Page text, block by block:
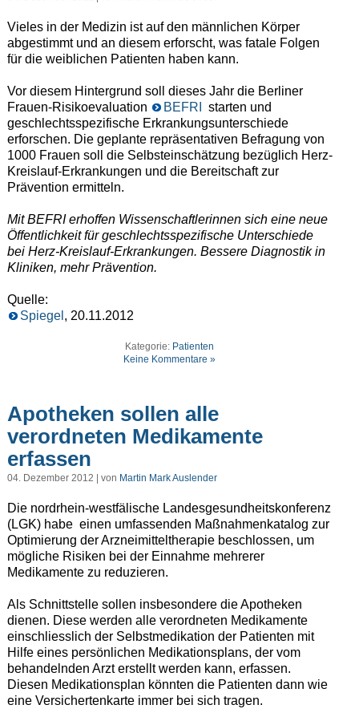
Vieles in der Medizin ist auf den männlichen Körper
abgestimmt und an diesem erforscht, was fatale Folgen
für die weiblichen Patienten haben kann.
Vor diesem Hintergrund soll dieses Jahr die Berliner
Frauen-Risikoevaluation
BEFRI
starten und
geschlechtsspezifische Erkrankungsunterschiede
erforschen. Die geplante repräsentativen Befragung von
1000 Frauen soll die Selbsteinschätzung bezüglich Herz-
Kreislauf-Erkrankungen und die Bereitschaft zur
Prävention ermitteln.
Mit BEFRI erhoffen Wissenschaftlerinnen sich eine neue
Öffentlichkeit für geschlechtsspezifische Unterschiede
bei Herz-Kreislauf-Erkrankungen. Bessere Diagnostik in
Kliniken, mehr Prävention.
Quelle:
Spiegel , 20.11.2012
Kategorie: Patienten
Keine Kommentare »
Apotheken sollen alle
verordneten Medikamente
erfassen
04. Dezember 2012 | von Martin Mark Auslender
Die nordrhein-westfälische Landesgesundheitskonferenz
(LGK) habe einen umfassenden Maßnahmenkatalog zur
Optimierung der Arzneimitteltherapie beschlossen, um
mögliche Risiken bei der Einnahme mehrerer
Medikamente zu reduzieren.
Als Schnittstelle sollen insbesondere die Apotheken
dienen. Diese werden alle verordneten Medikamente
einschliesslich der Selbstmedikation der Patienten mit
Hilfe eines persönlichen Medikationsplans, der vom
behandelnden Arzt erstellt werden kann, erfassen.
Diesen Medikationsplan könnten die Patienten dann wie
eine Versichertenkarte immer bei sich tragen.